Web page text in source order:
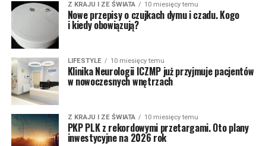
Z KRAJU I ZE ŚWIATA 10 miesięcy temu
Nowe przepisy o czujkach dymu i czadu. Kogo
i kiedy obowiązują?
LIFESTYLE 10 miesięcy temu
Klinika Neurologii ICZMP już przyjmuje pacjentów
w nowoczesnych wnętrzach
Z KRAJU I ZE ŚWIATA 10 miesięcy temu
PKP PLK z rekordowymi przetargami. Oto plany
inwestycyjne na 2026 rok